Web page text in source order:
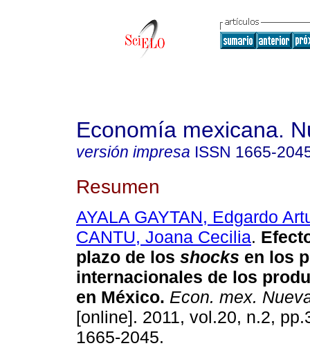
Economía mexicana.
versión impresa ISSN 1665-
Resumen
AYALA GAYTAN, Edgardo
CANTU, Joana Cecilia.
plazo de los shocks en los
internacionales de los
en México. Econ. mex.
[online]. 2011, vol.20, n.2,
1665-2045.